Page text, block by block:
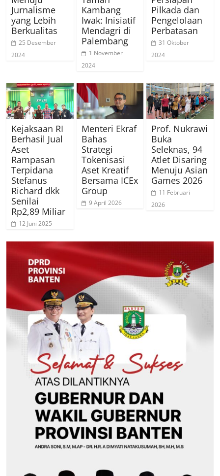
Jurnalisme
yang Lebih
Berkualitas
25 Desember
2024
Kambang
Iwak: Inisiatif
Mendagri di
Palembang
1 November
2024
Pilkada dan
Pengelolaan
Perbatasan
31 Oktober
2024
Kejaksaan RI
Berhasil Jual
Aset
Rampasan
Terpidana
Stefanus
Richard dkk
Senilai
Rp2,89 Miliar
12 Juni 2025
Menteri Ekraf
Bahas
Strategi
Tokenisasi
Aset Kreatif
Bersama ICEx
Group
9 April 2026
Prof. Nukrawi
Buka
Seleknas, 94
Atlet Disaring
Menuju Asian
Games 2026
11 Februari
2026